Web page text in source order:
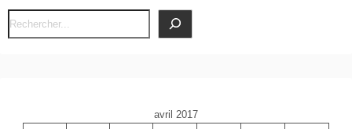
R
e
avril 2017